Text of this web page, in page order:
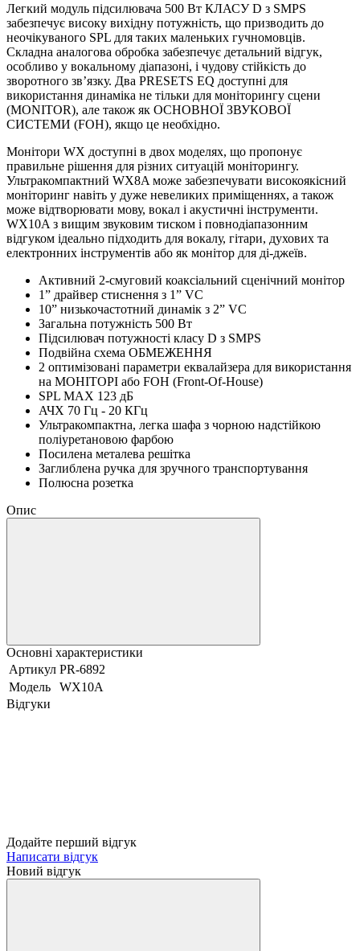
Легкий модуль підсилювача 500 Вт КЛАСУ D з SMPS
забезпечує високу вихідну потужність, що призводить до
неочікуваного SPL для таких маленьких гучномовців.
Складна аналогова обробка забезпечує детальний відгук,
особливо у вокальному діапазоні, і чудову стійкість до
зворотного зв’язку. Два PRESETS EQ доступні для
використання динаміка не тільки для моніторингу сцени
(MONITOR), але також як ОСНОВНОЇ ЗВУКОВОЇ
СИСТЕМИ (FOH), якщо це необхідно.
Монітори WX доступні в двох моделях, що пропонує
правильне рішення для різних ситуацій моніторингу.
Ультракомпактний WX8A може забезпечувати високоякісний
моніторинг навіть у дуже невеликих приміщеннях, а також
може відтворювати мову, вокал і акустичні інструменти.
WX10A з вищим звуковим тиском і повнодіапазонним
відгуком ідеально підходить для вокалу, гітари, духових та
електронних інструментів або як монітор для ді-джеїв.
Активний 2-смуговий коаксіальний сценічний монітор
1” драйвер стиснення з 1” VC
10” низькочастотний динамік з 2” VC
Загальна потужність 500 Вт
Підсилювач потужності класу D з SMPS
Подвійна схема ОБМЕЖЕННЯ
2 оптимізовані параметри еквалайзера для використання
на МОНІТОРІ або FOH (Front-Of-House)
SPL MAX 123 дБ
АЧХ 70 Гц - 20 КГц
Ультракомпактна, легка шафа з чорною надстійкою
поліуретановою фарбою
Посилена металева решітка
Заглиблена ручка для зручного транспортування
Полюсна розетка
Опис
Основні характеристики
Артикул PR-6892
Модель
WX10A
Відгуки
Додайте перший відгук
Написати відгук
Новий відгук